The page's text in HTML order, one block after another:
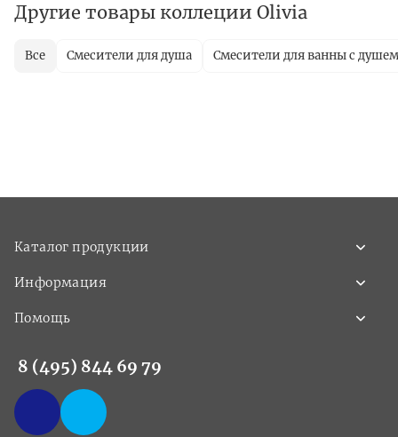
Другие товары коллеции Olivia
Все Смесители для душа Смесители для ванны с душем
Каталог продукции
Информация
Помощь
8 (495) 844 69 79